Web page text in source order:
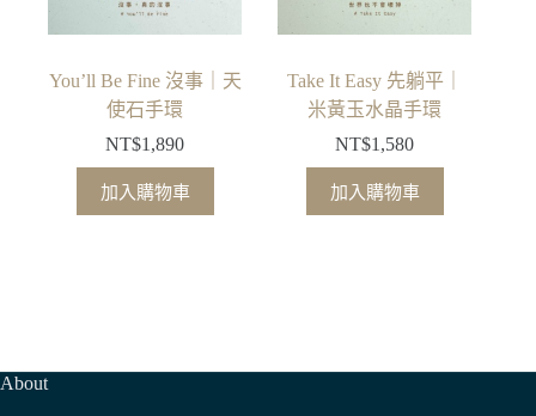
You’ll Be Fine 沒事｜天
使石手環
NT$1,890
加入購物車
Take It Easy 先躺平｜
米黃玉水晶手環
NT$1,580
加入購物車
About